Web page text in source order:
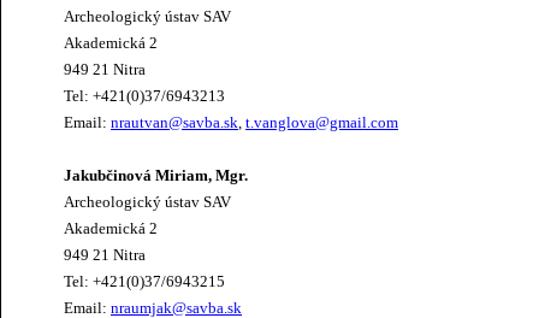
Archeologický ústav SAV
Akademická 2
949 21 Nitra
Tel: +421(0)37/6943213
Email: nrautvan@savba.sk t.vanglova@gmail.com
Jakubčinová Miriam, Mgr.
Archeologický ústav SAV
Akademická 2
949 21 Nitra
Tel: +421(0)37/6943215
Email: nraumjak@savba.sk